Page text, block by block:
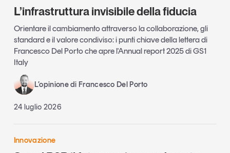
L’infrastruttura invisibile della fiducia
Orientare il cambiamento attraverso la collaborazione, gli
standard e il valore condiviso: i punti chiave della lettera di
Francesco Del Porto che apre l'Annual report 2025 di GS1
Italy
L’opinione di Francesco Del Porto
24 luglio 2026
Innovazione